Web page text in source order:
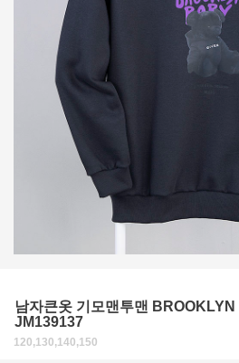
남자큰옷 기모맨투맨
JM139137
120,130,140,150